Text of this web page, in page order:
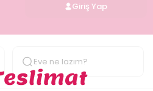
Giriş Yap